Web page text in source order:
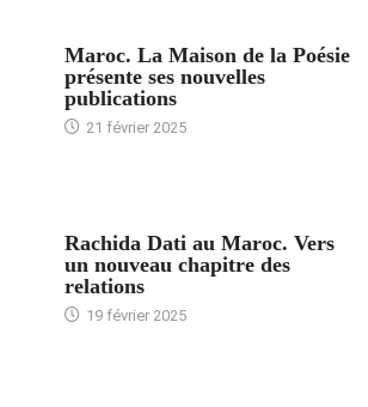
Maroc. La Maison de la Poésie
présente ses nouvelles
publications
21 février 2025
Rachida Dati au Maroc. Vers
un nouveau chapitre des
relations
19 février 2025